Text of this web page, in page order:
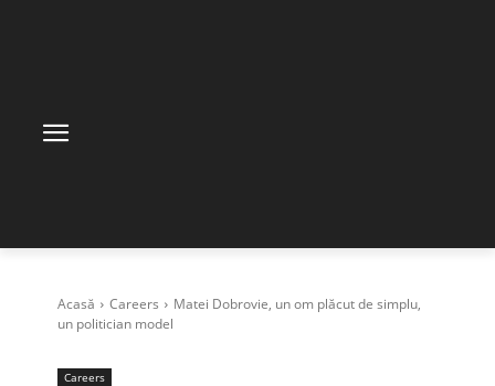
Acasă Careers
Matei Dobrovie, un om plăcut de simplu,
un politician model
Careers